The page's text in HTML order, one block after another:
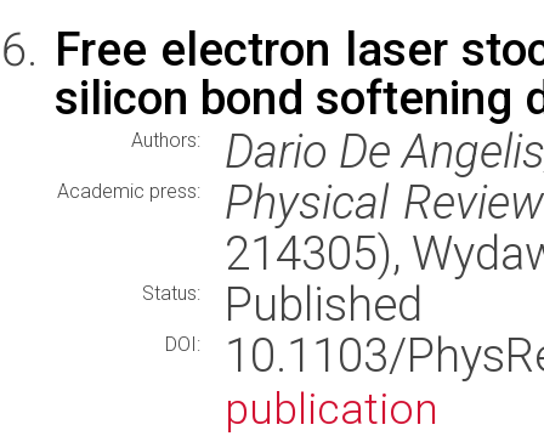
Free electron laser
silicon bond softening
Authors: Dario De
Academic press:
Physical
214305),
Status: Published
DOI: 10.1103/
publication